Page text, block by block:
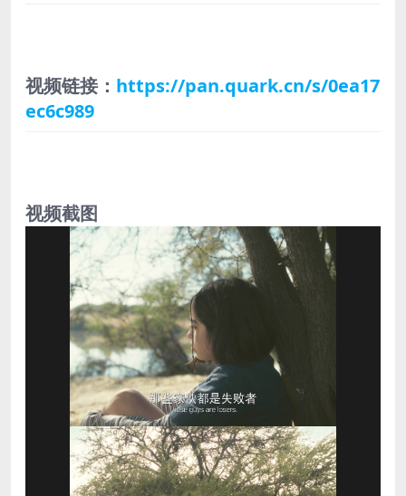
视频链接： https://pan.quark.cn/s/0ea17
ec6c989
视频截图